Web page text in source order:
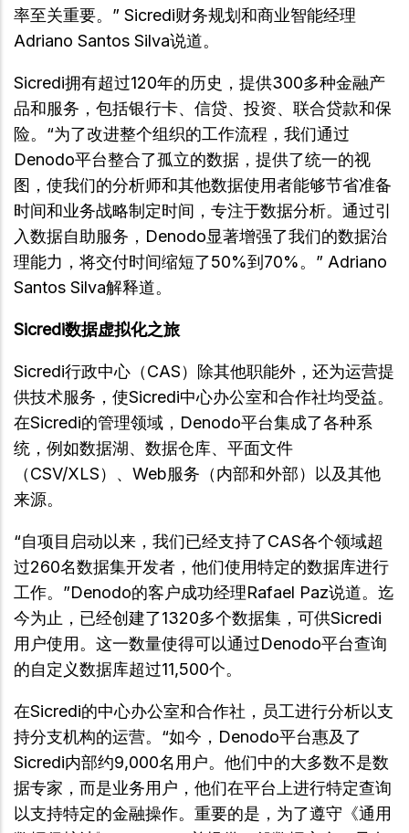
率至关重要。” Sicredi财务规划和商业智能经理
Adriano Santos Silva说道。
Sicredi拥有超过120年的历史，提供300多种金融产
品和服务，包括银行卡、信贷、投资、联合贷款和保
险。“为了改进整个组织的工作流程，我们通过
Denodo平台整合了孤立的数据，提供了统一的视
图，使我们的分析师和其他数据使用者能够节省准备
时间和业务战略制定时间，专注于数据分析。通过引
入数据自助服务，Denodo显著增强了我们的数据治
理能力，将交付时间缩短了50%到70%。” Adriano
Santos Silva解释道。
Sicredi数据虚拟化之旅
Sicredi行政中心（CAS）除其他职能外，还为运营提
供技术服务，使Sicredi中心办公室和合作社均受益。
在Sicredi的管理领域，Denodo平台集成了各种系
统，例如数据湖、数据仓库、平面文件
（CSV/XLS）、Web服务（内部和外部）以及其他
来源。
“自项目启动以来，我们已经支持了CAS各个领域超
过260名数据集开发者，他们使用特定的数据库进行
工作。”Denodo的客户成功经理Rafael Paz说道。迄
今为止，已经创建了1320多个数据集，可供Sicredi
用户使用。这一数量使得可以通过Denodo平台查询
的自定义数据库超过11,500个。
在Sicredi的中心办公室和合作社，员工进行分析以支
持分支机构的运营。“如今，Denodo平台惠及了
Sicredi内部约9,000名用户。他们中的大多数不是数
据专家，而是业务用户，他们在平台上进行特定查询
以支持特定的金融操作。重要的是，为了遵守《通用